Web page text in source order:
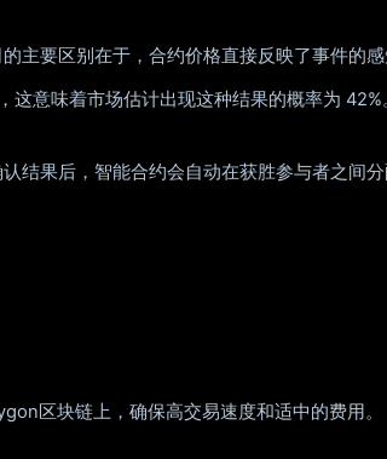
主要区别在于，合约价格直接反映了事件的感
意味着市场估计出现这种结果的概率为
结果后，智能合约会自动在获胜参与者之间分
区块链上，确保高交易速度和适中的费用